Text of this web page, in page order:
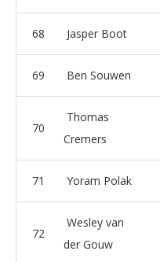
68 Jasper Boot
69 Ben Souwen
70
Thomas
Cremers
71 Yoram Polak
72
Wesley van
der Gouw